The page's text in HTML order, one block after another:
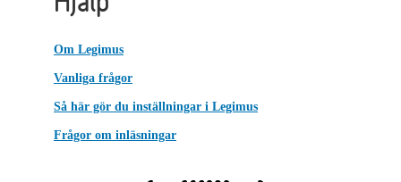
Om Legimus
Vanliga frågor
Så här gör du inställningar i Legimus
Frågor om inläsningar